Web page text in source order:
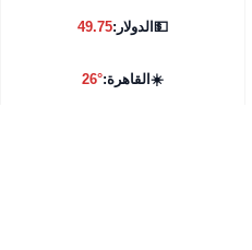
💵الدولار:49.75
☀️القاهرة:26°